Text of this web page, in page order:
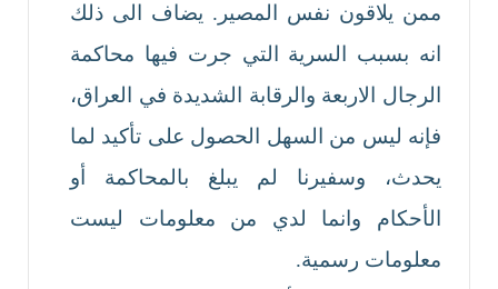
ممن يلاقون نفس المصير. يضاف الى ذلك
انه بسبب السرية التي جرت فيها محاكمة
الرجال الاربعة والرقابة الشديدة في العراق،
فإنه ليس من السهل الحصول على تأكيد لما
يحدث، وسفيرنا لم يبلغ بالمحاكمة أو
الأحكام وانما لدي من معلومات ليست
معلومات رسمية.